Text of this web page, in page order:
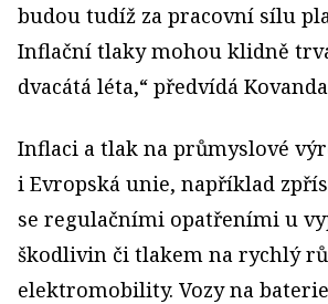
budou tudíž za pracovní sílu
Inflační tlaky mohou klidně
dvacátá léta,“ předvídá
Inflaci a tlak na průmyslové
i Evropská unie, například
se regulačními opatřeními u
škodlivin či tlakem na rychlý
elektromobility. Vozy na